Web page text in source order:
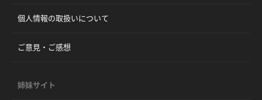
個人情報の取扱いについて
ご意見・ご感想
姉妹サイト